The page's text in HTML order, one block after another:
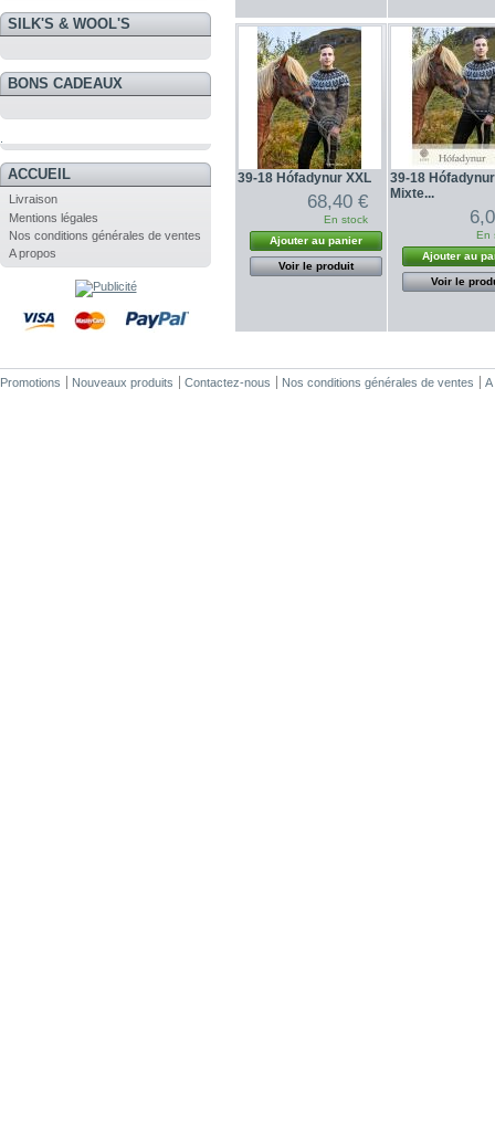
SILK'S & WOOL'S
BONS CADEAUX
ACCUEIL
Livraison
Mentions légales
Nos conditions générales de ventes
A propos
39-18 Hófadynur XXL
68,40 €
En stock
Ajouter au panier
Voir le produit
39-18
Mixte...
En
Ajouter au
Voir le
Promotions Nouveaux produits Contactez-nous Nos conditions générales de ventes A